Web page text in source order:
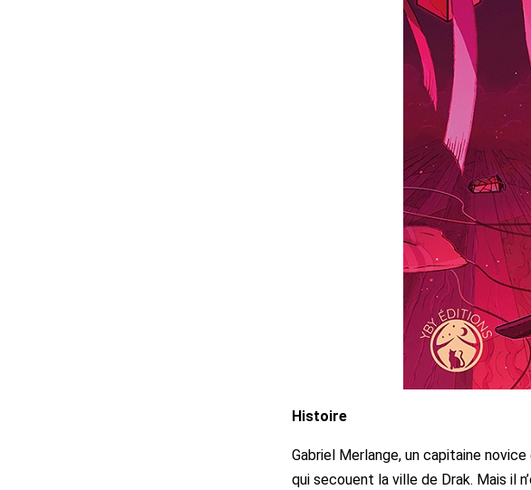
Histoire
Gabriel Merlange, un capitaine
qui secouent la ville de Drak. Mais il